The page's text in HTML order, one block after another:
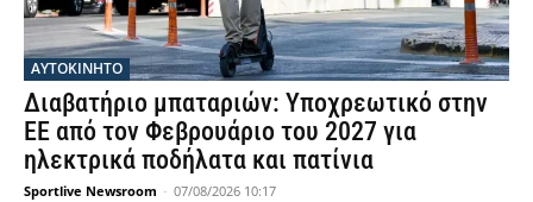
ΑΥΤΟΚΙΝΗΤΟ
Διαβατήριο μπαταριών: Υποχρεωτικό στην
ΕΕ από τον Φεβρουάριο του 2027 για
ηλεκτρικά ποδήλατα και πατίνια
Sportlive Newsroom - 07/08/2026 10:17